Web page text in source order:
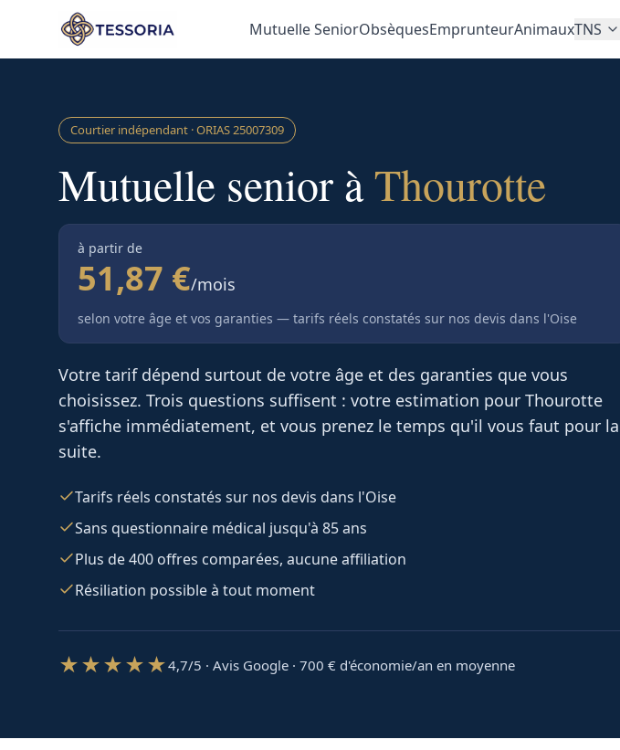
Aller au contenu principal
Mutuelle SeniorObsèquesEmprunteurAnimauxTNS
Courtier indépendant · ORIAS25007309
Mutuelle senior àThourotte
à partir de
51,87 €/mois
selon votre âge et vos garanties — tarifs réels constatés sur nos devis dans l'Oise
Votre tarif dépend surtout de votre âge et des garanties que vous
choisissez. Trois questions suffisent : votre estimation pour Thourotte
s'affiche immédiatement, et vous prenez le temps qu'il vous faut pour la
suite.
Tarifs réels constatés sur nos devis dans l'Oise
Sans questionnaire médical jusqu'à 85 ans
Plus de 400 offres comparées, aucune affiliation
Résiliation possible à tout moment
★★★★★4,7/5 · Avis Google · 700 € d'économie/an en moyenne